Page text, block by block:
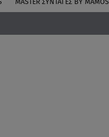
MASTER ΣΥΝΤΑΓΈΣ BY MAMOS